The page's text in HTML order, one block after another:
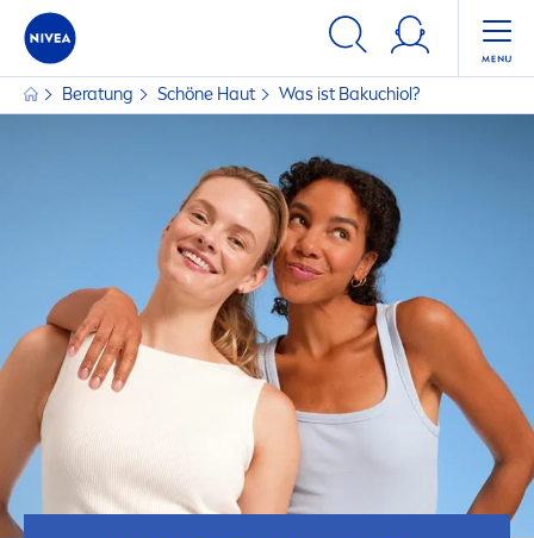
Beratung Schöne Haut Was ist Bakuchiol?